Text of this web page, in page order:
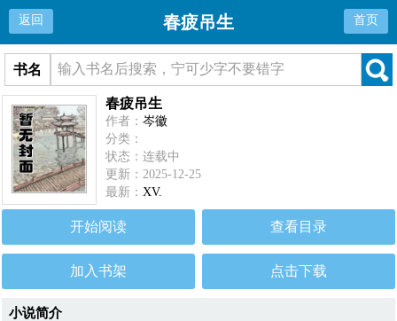
返回 春疲吊生 首页
书名
春疲吊生
作者：岑徽
分类：
状态：连载中
更新：2025-12-25
最新：XV.
开始阅读 查看目录
加入书架 点击下载
小说简介